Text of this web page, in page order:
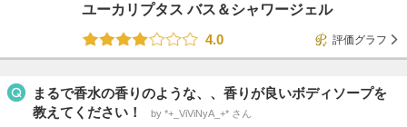
ユーカリプタス バス＆シャワージェル
4.0
評価グラフ
まるで香水の香りのような、、香りが良いボディソープを
教えてください！
by *+_ViViNyA_+* さん